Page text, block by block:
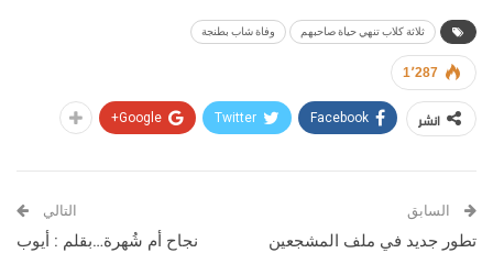
ثلاثة كلاب تنهي حياة صاحبهم وفاة شاب بطنجة
1٬287
انشر Facebook
Twitter
Google+
السابق
تطور جديد في ملف المشجعين
التالي
نجاح أم شُهرة…بقلم : أيوب